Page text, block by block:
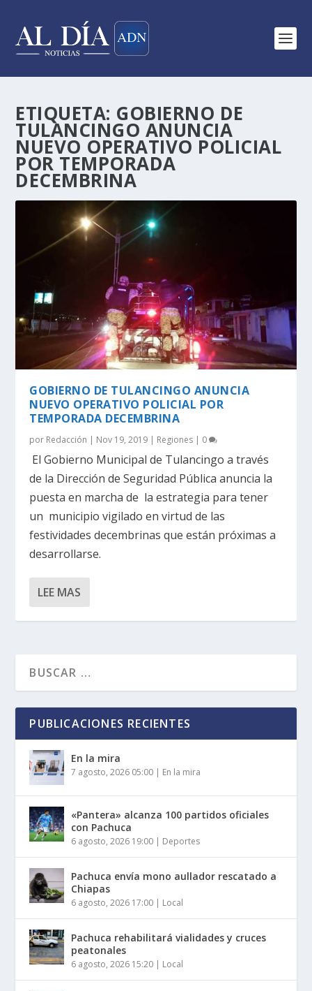
ETIQUETA: GOBIERNO DE
TULANCINGO ANUNCIA
NUEVO OPERATIVO POLICIAL
POR TEMPORADA
DECEMBRINA
GOBIERNO DE TULANCINGO ANUNCIA
NUEVO OPERATIVO POLICIAL POR
TEMPORADA DECEMBRINA
por Redacción | Nov 19, 2019 | Regiones | 0
El Gobierno Municipal de Tulancingo a través
de la Dirección de Seguridad Pública anuncia la
puesta en marcha de la estrategia para tener
un municipio vigilado en virtud de las
festividades decembrinas que están próximas a
desarrollarse.
LEE MAS
PUBLICACIONES RECIENTES
En la mira
7 agosto, 2026 05:00 | En la mira
«Pantera» alcanza 100 partidos oficiales
con Pachuca
6 agosto, 2026 19:00 | Deportes
Pachuca envía mono aullador rescatado a
Chiapas
6 agosto, 2026 17:00 | Local
Pachuca rehabilitará vialidades y cruces
peatonales
6 agosto, 2026 15:20 | Local